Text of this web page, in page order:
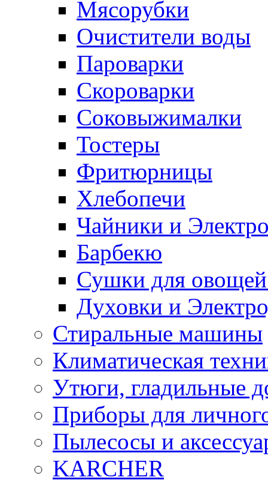
Мясорубки
Очистители воды
Пароварки
Скороварки
Соковыжималки
Тостеры
Фритюрницы
Хлебопечи
Чайники и
Барбекю
Сушки для
Духовки и
Стиральные машины
Климатическая
Утюги, гладильные
Приборы для
Пылесосы и
KARCHER